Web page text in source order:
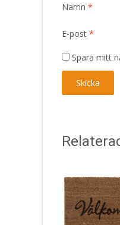
Namn *
E-post *
Spara mitt